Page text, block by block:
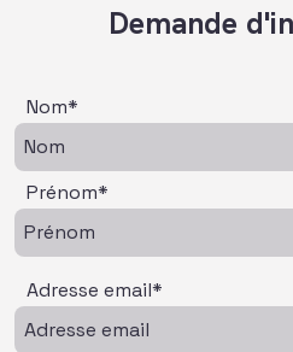
Demande
Nom*
Prénom*
Adresse email*